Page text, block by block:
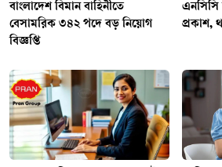
বাংলাদেশ বিমান বাহিনীতে
বেসামরিক ৩৪২ পদে বড় নিয়োগ
বিজ্ঞপ্তি
এনসিসি
প্রকাশ,